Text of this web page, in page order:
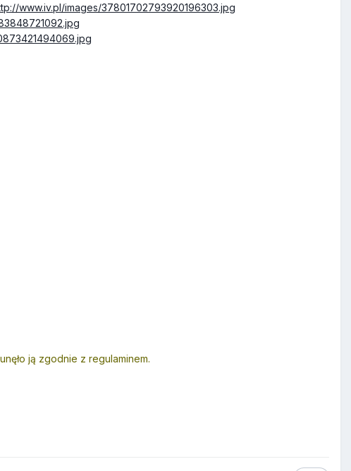
www.iv.pl/images/37801702793920196303.jpg
ją zgodnie z regulaminem.